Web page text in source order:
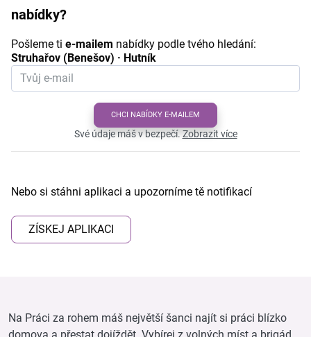
nabídky?
Pošleme ti e-mailem nabídky podle tvého hledání:
Struhařov (Benešov) · Hutník
CHCI NABÍDKY E-MAILEM
Své údaje máš v bezpečí.Zobrazit více
Nebo si stáhni aplikaci a upozorníme tě notifikací
ZÍSKEJ APLIKACI
Na Práci za rohem máš největší šanci najít si práci blízko
domova a přestat dojíždět. Vybírej z volných míst a brigád